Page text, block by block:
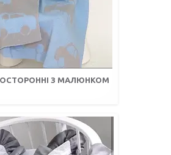
З МАЛЮНКОМ